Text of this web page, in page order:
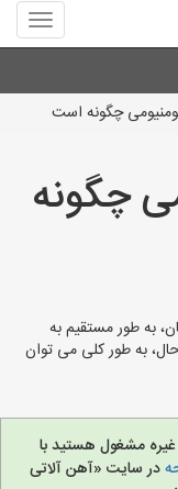
منوی
سایت
آلاتی
چگونه است
چگونه
به طور مستقیم به
به طور کلی می توان
مشغول هستید با
در سایت «آهن آلاتی